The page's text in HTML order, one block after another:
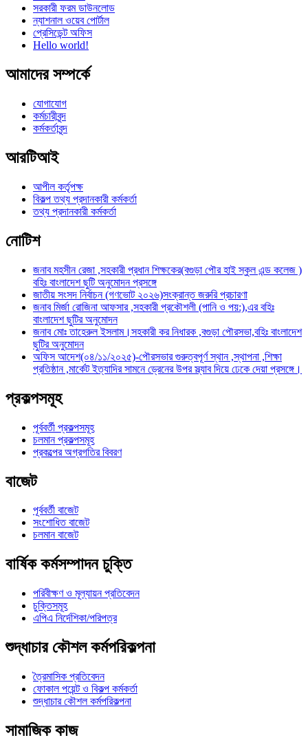
সরকারী ফরম ডাউনলোড
ন্যাশনাল ওয়েব পোর্টাল
প্রেসিডেন্ট অফিস
Hello world!
আমাদের সম্পর্কে
যোগাযোগ
কর্মচারীবৃন্দ
কর্মকর্তাবৃন্দ
আরটিআই
আপীল কর্তৃপক্ষ
বিকল্প তথ্য প্রদানকারী কর্মকর্তা
তথ্য প্রদানকারী কর্মকর্তা
নোটিশ
জনাব মহসীন রেজা ,সহকারী প্রধান শিক্ষকের(বগুড়া পৌর হাই স্কুল এন্ড কলেজ )
বহিঃ বাংলাদেশ ছুটি অনুমোদন প্রসঙ্গে
জাতীয় সংসদ নির্বাচন (গণভোট ২০২৬)সংক্রান্ত জরুরি প্রচারণা
জনাব মির্জা রোজিনা আফসার ,সহকারী প্রকৌশলী (পানি ও পয়:),এর বহিঃ
বাংলাদেশ ছুটির অনুমোদন
জনাব মোঃ তাহেরুল ইসলাম।সহকারী কর নিধারক ,বগুড়া পৌরসভা,বহিঃ বাংলাদেশ
ছুটির অনুমোদন
অফিস আদেশ(০৪/১১/২০২৫)-পৌরসভার গুরুত্বপূর্ণ স্থান ,স্থাপনা ,শিক্ষা
প্রতিষ্ঠান ,মার্কেট ইত্যাদির সামনে ড্রেনের উপর স্ল্যাব দিয়ে ঢেকে দেয়া প্রসঙ্গে।
প্রকল্পসমূহ
পূর্ববর্তী প্রকল্পসমূহ
চলমান প্রকল্পসমূহ
প্রকল্পের অগ্রগতির বিবরণ
বাজেট
পূর্ববর্তী বাজেট
সংশোধিত বাজেট
চলমান বাজেট
বার্ষিক কর্মসম্পাদন চুক্তি
পরিবীক্ষণ ও মূল্যায়ন প্রতিবেদন
চুক্তিসমূহ
এপিএ নির্দেশিকা/পরিপত্র
শুদ্ধাচার কৌশল কর্মপরিকল্পনা
ত্রৈমাসিক প্রতিবেদন
ফোকাল পয়েন্ট ও বিকল্প কর্মকর্তা
শুদ্ধাচার কৌশল কর্মপরিকল্পনা
সামাজিক কাজ